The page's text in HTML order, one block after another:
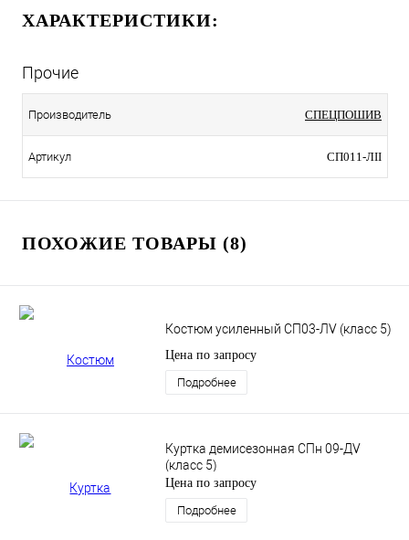
ХАРАКТЕРИСТИКИ:
Прочие
Производитель СПЕЦПОШИВ
Артикул СП011-ЛII
ПОХОЖИЕ ТОВАРЫ (8)
Костюм усиленный СП03-ЛV (класс 5)
Цена по запросу
Подробнее
Куртка демисезонная СПн 09-ДV
(класс 5)
Цена по запросу
Подробнее